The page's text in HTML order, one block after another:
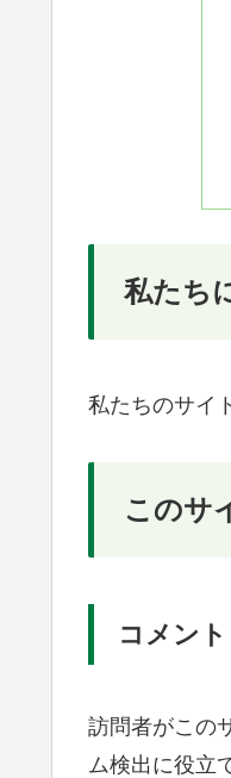
私たち
私たちのサイ
このサ
コメント
訪問者がこの
ム検出に役立